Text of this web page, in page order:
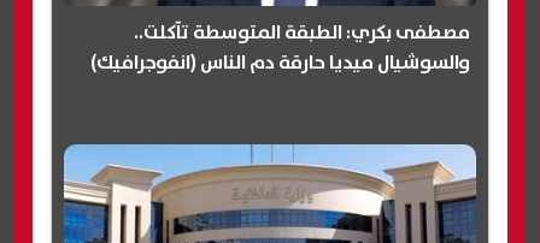
مصطفى بكري: الطبقة المتوسطة تآكلت..
والسوشيال ميديا حارقة دم الناس (انفوجرافيك)